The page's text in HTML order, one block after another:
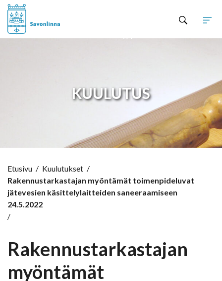
KUULUTUS
Etusivu / Kuulutukset /
Rakennustarkastajan myöntämät toimenpideluvat
jätevesien käsittelylaitteiden saneeraamiseen
24.5.2022
/
Rakennustarkastajan
myöntämät